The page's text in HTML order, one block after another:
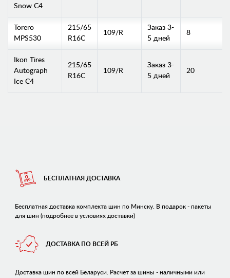
Snow C4
Torero
MPS530
215/65
R16C
109/R
Заказ 3-
5 дней
8
Ikon Tires
Autograph
Ice C4
215/65
R16C
109/R
Заказ 3-
5 дней
20
БЕСПЛАТНАЯ ДОСТАВКА
Бесплатная доставка комплекта шин по Минску. В подарок - пакеты
для шин (подробнее в условиях доставки)
ДОСТАВКА ПО ВСЕЙ РБ
Доставка шин по всей Беларуси. Расчет за шины - наличными или